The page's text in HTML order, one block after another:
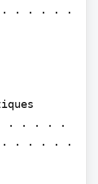
. . . . .
. . . . . .
. . . . .